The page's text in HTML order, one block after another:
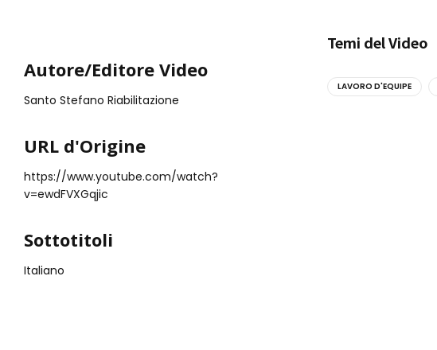
Autore/Editore Video
Santo Stefano Riabilitazione
URL d'Origine
https://www.youtube.com/watch?
v=ewdFVXGqjic
Sottotitoli
Italiano
Temi del Video
LAVORO D'EQUIPE